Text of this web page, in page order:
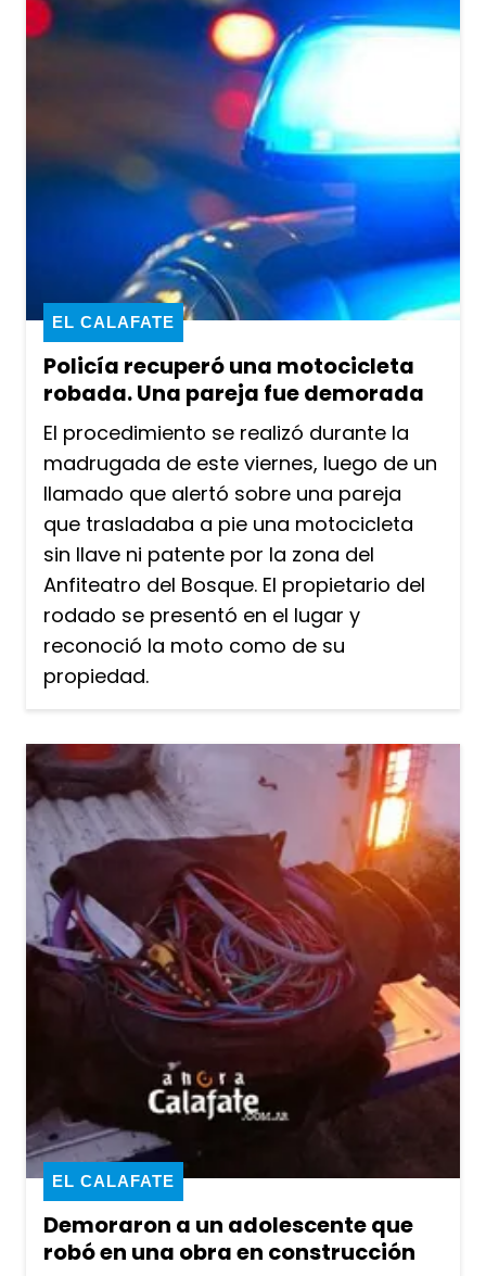
Policía recuperó una motocicleta
robada. Una pareja fue demorada
EL CALAFATE
El procedimiento se realizó durante la
madrugada de este viernes, luego de un
llamado que alertó sobre una pareja
que trasladaba a pie una motocicleta
sin llave ni patente por la zona del
Anfiteatro del Bosque. El propietario del
rodado se presentó en el lugar y
reconoció la moto como de su
propiedad.
Demoraron a un adolescente que
robó en una obra en construcción
EL CALAFATE